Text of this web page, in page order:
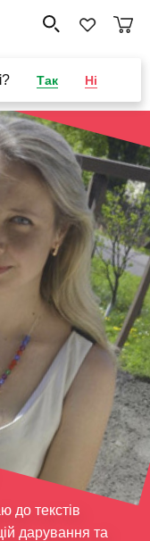
? Так Ні
до текстів
дарування та